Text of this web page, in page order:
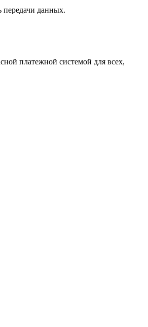
данных.
платежной системой для всех,